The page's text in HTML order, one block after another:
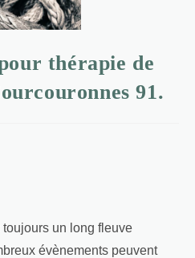
thérapie de
91.
toujours un long fleuve
évènements peuvent